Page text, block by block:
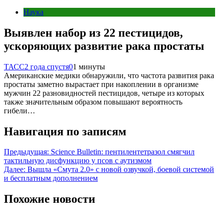
Наука
Выявлен набор из 22 пестицидов,
ускоряющих развитие рака простаты
ТАСС2 года спустя01 минуты
Американские медики обнаружили, что частота развития рака
простаты заметно вырастает при накоплении в организме
мужчин 22 разновидностей пестицидов, четыре из которых
также значительным образом повышают вероятность
гибели…
Навигация по записям
Предыдущая: Science Bulletin: пентилентетразол смягчил
тактильную дисфункцию у псов с аутизмом
Далее: Вышла «Смута 2.0» с новой озвучкой, боевой системой
и бесплатным дополнением
Похожие новости